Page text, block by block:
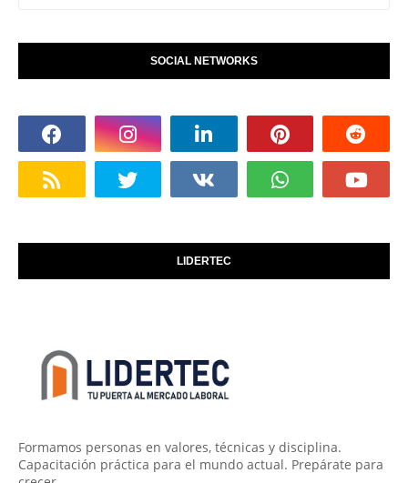
SOCIAL NETWORKS
LIDERTEC
Formamos personas en valores, técnicas y disciplina.
Capacitación práctica para el mundo actual. Prepárate para